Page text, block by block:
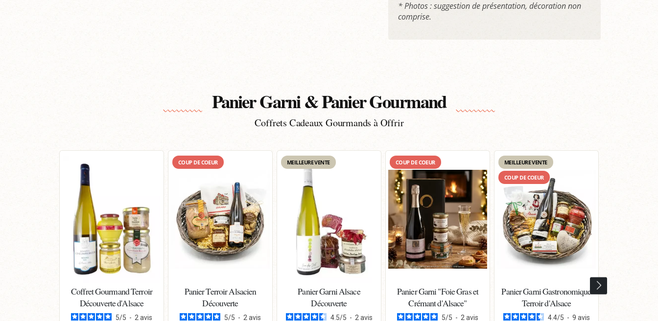
* Photos : suggestion de présentation, décoration non
comprise.
Panier Garni & Panier Gourmand
Coffrets Cadeaux Gourmands à Offrir
Coffret Gourmand Terroir
Découverte d'Alsace
5/5 - 2avis
COUP DE COEUR
Panier Terroir Alsacien
Découverte
5/5 - 2avis
MEILLEURE VENTE
Panier Garni Alsace
Découverte
4.5/5 - 2avis
COUP DE COEUR
Panier Garni "Foie Gras et
Crémant d'Alsace"
5/5 - 2avis
MEILLEURE VENTE
COUP DE COEUR
Panier Garni Gastronomique
Terroir d'Alsace
4.4/5 - 9 avis